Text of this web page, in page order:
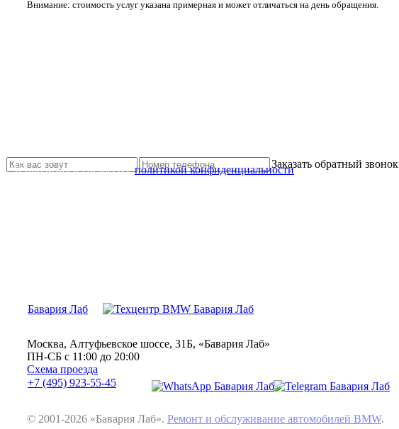
Внимание: стоимость услуг указана примерная и может отличаться на день обращения.
Заказать обратный звонок
Я прочитал и согласен сполитикой конфиденциальности
Бавария Лаб
Москва, Алтуфьевское шоссе, 31Б, «Бавария Лаб»
ПН-СБ с 11:00 до 20:00
Схема проезда
+7 (495) 923-55-45
© 2001-2026 «Бавария Лаб». Ремонт и обслуживание автомобилей BMW.